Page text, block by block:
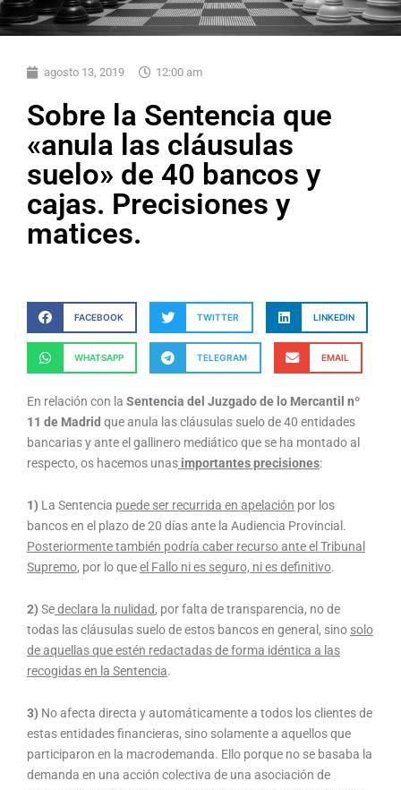
agosto 13, 2019 12:00 am
Sobre la Sentencia que
«anula las cláusulas
suelo» de 40 bancos y
cajas. Precisiones y
matices.
FACEBOOK TWITTER LINKEDIN
WHATSAPP TELEGRAM EMAIL
En relación con la Sentencia del Juzgado de lo Mercantil nº
11 de Madrid que anula las cláusulas suelo de 40 entidades
bancarias y ante el gallinero mediático que se ha montado al
respecto, os hacemos unas importantes precisiones:
1) La Sentencia puede ser recurrida en apelación por los
bancos en el plazo de 20 días ante la Audiencia Provincial.
Posteriormente también podría caber recurso ante el Tribunal
Supremo, por lo queel Fallo ni es seguro, ni es definitivo.
2) Sedeclara la nulidad, por falta de transparencia, no de
todas las cláusulas suelo de estos bancos en general, sino solo
de aquellas que estén redactadas de forma idéntica a las
recogidas en la Sentencia.
3) No afecta directa y automáticamente a todos los clientes de
estas entidades financieras, sino solamente a aquellos que
participaron en la macrodemanda. Ello porque no se basaba la
demanda en una acción colectiva de una asociación de